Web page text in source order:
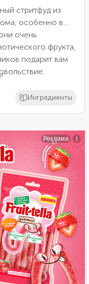
стритфуд из
особенно в
очень
фрукта,
подарит вам
ярче.Ингредиенты